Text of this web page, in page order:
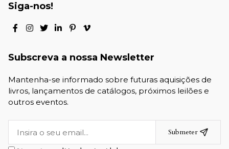
Siga-nos!
Subscreva a nossa Newsletter
Mantenha-se informado sobre futuras aquisições de
livros, lançamentos de catálogos, próximos leilões e
outros eventos.
Submeter